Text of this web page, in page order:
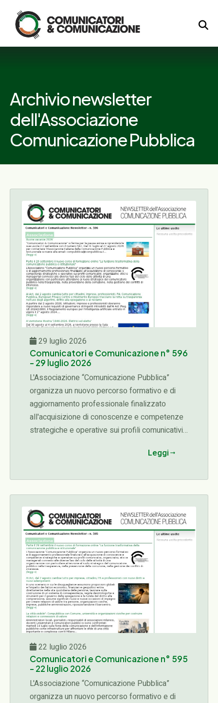
Logo
Archivio newsletter
dell'Associazione
Comunicazione Pubblica
29 luglio 2026
Comunicatori e Comunicazione n° 596
- 29 luglio 2026
L'Associazione “Comunicazione Pubblica”
organizza un nuovo percorso formativo e di
aggiornamento professionale finalizzato
all'acquisizione di conoscenze e competenze
strategiche e operative sui profili comunicativi,
diverse fasi del ciclo delle attività di una
ruolo strategico del comunicatore pubblico
nella trasparenza, nella prevenzione della
corruzione, nella gestione dei conflitti di
interesse.
Leggi
22 luglio 2026
Comunicatori e Comunicazione n° 595
- 22 luglio 2026
L'Associazione “Comunicazione Pubblica”
organizza un nuovo percorso formativo e di